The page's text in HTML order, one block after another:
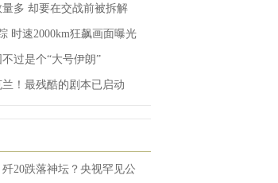
多 却要在交战前被拆解
时速2000km狂飙画面曝光
过是个“大号伊朗”
！最残酷的剧本已启动
20跌落神坛？央视罕见公